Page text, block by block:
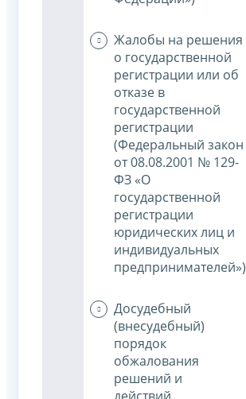
Жалобы на решения
о государственной
регистрации или об
отказе в
государственной
регистрации
(Федеральный закон
от 08.08.2001 № 129-
ФЗ «О
государственной
регистрации
юридических лиц и
индивидуальных
предпринимателей»)
Досудебный
(внесудебный)
порядок
обжалования
решений и